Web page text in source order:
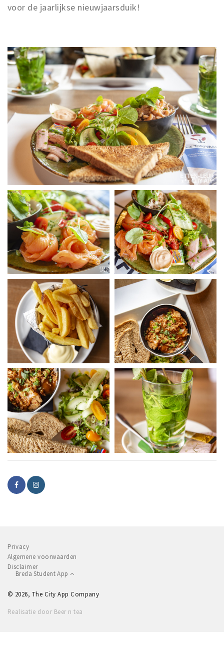
voor de jaarlijkse nieuwjaarsduik!
Privacy
Algemene voorwaarden
Disclaimer
Breda Student App
© 2026, The City App Company
Realisatie door Beer n tea